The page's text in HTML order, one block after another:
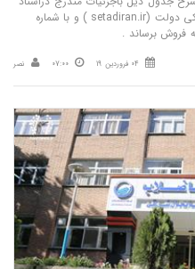
مزایده بابهره گیری ازسامانه تدارکات الکترونیکی دولت (setadiran.ir ) و با شماره
04 فروردین 19 07:00 نصر